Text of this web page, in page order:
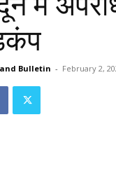
Bulletin - February 2,